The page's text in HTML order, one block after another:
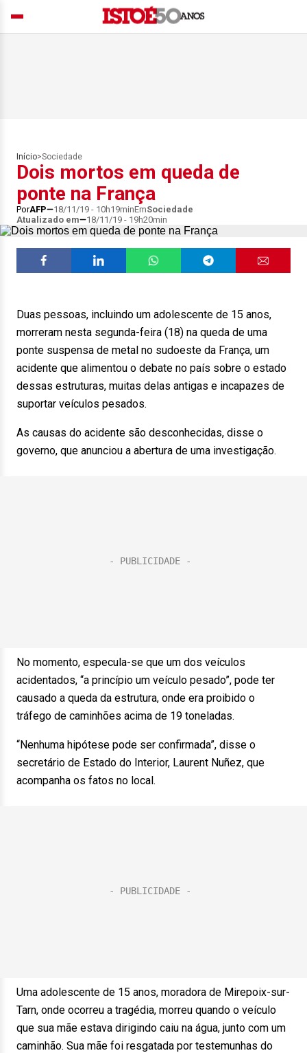
Início>Sociedade
Dois mortos em queda de
ponte na França
PorAFP 18/11/19 - 10h19minEmSociedade
Atualizado em
18/11/19 - 19h20min
Duas pessoas, incluindo um adolescente de 15 anos,
morreram nesta segunda-feira (18) na queda de uma
ponte suspensa de metal no sudoeste da França, um
acidente que alimentou o debate no país sobre o estado
dessas estruturas, muitas delas antigas e incapazes de
suportar veículos pesados.
As causas do acidente são desconhecidas, disse o
governo, que anunciou a abertura de uma investigação.
No momento, especula-se que um dos veículos
acidentados, “a princípio um veículo pesado”, pode ter
causado a queda da estrutura, onde era proibido o
tráfego de caminhões acima de 19 toneladas.
“Nenhuma hipótese pode ser confirmada”, disse o
secretário de Estado do Interior, Laurent Nuñez, que
acompanha os fatos no local.
Uma adolescente de 15 anos, moradora de Mirepoix-sur-
Tarn, onde ocorreu a tragédia, morreu quando o veículo
que sua mãe estava dirigindo caiu na água, junto com um
caminhão. Sua mãe foi resgatada por testemunhas do